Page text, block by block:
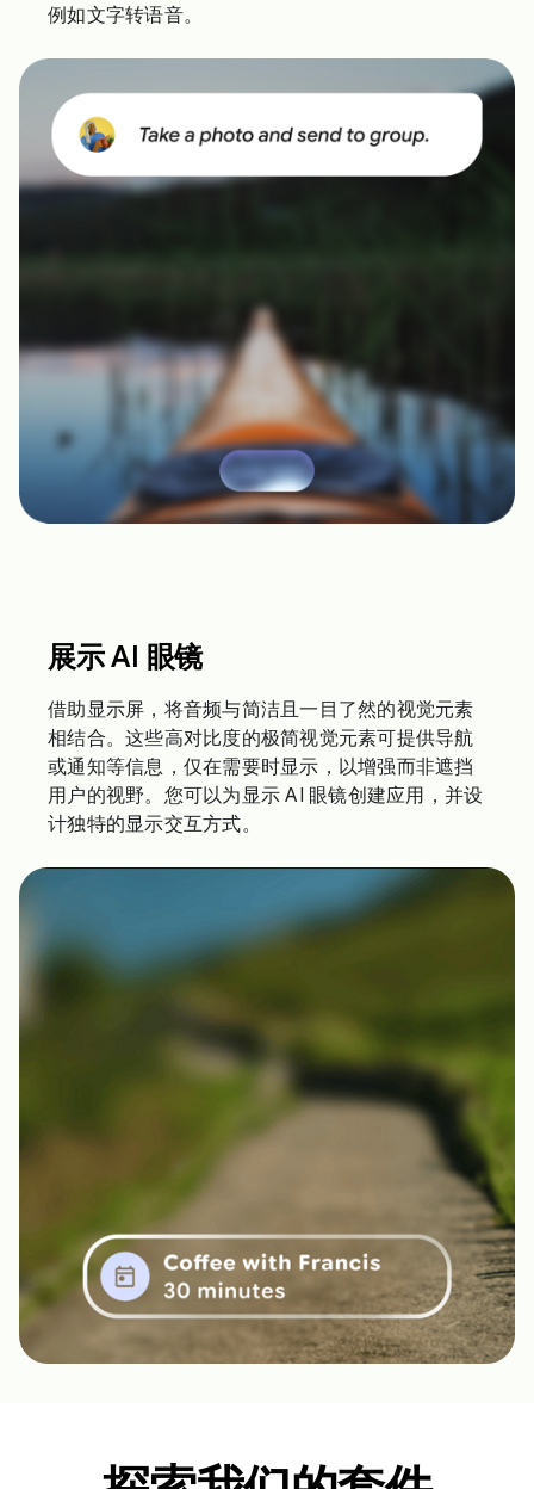
例如文字转语音。
展示 AI 眼镜
借助显示屏，将音频与简洁且一目了然的视觉元素
相结合。这些高对比度的极简视觉元素可提供导航
或通知等信息，仅在需要时显示，以增强而非遮挡
用户的视野。您可以为显示 AI 眼镜创建应用，并设
计独特的显示交互方式。